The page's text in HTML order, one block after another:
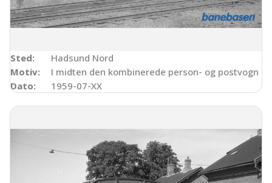
Sted:
Hadsund Nord
Motiv:
I midten den kombinerede person- og postvogn
Dato:
1959-07-XX